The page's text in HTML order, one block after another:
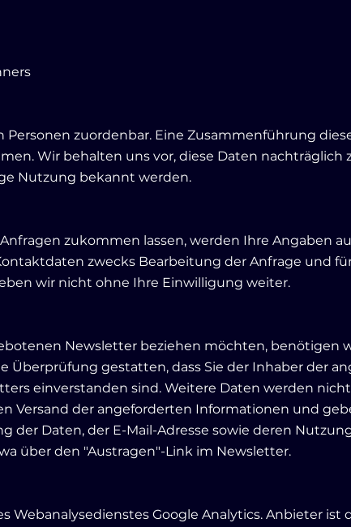
zuordenbar. Eine Zusammenführung
Wir behalten uns vor, diese Daten nachträglich
Nutzung bekannt werden.
zukommen lassen, werden Ihre Angaben
zwecks Bearbeitung der Anfrage und
wir nicht ohne Ihre Einwilligung weiter.
Newsletter beziehen möchten, benötigen
Überprüfung gestatten, dass Sie der Inhaber der
einverstanden sind. Weitere Daten werden
Versand der angeforderten Informationen und
der Daten, der E-Mail-Adresse sowie deren
über den "Austragen"-Link im Newsletter.
Google Analytics. Anbieter ist